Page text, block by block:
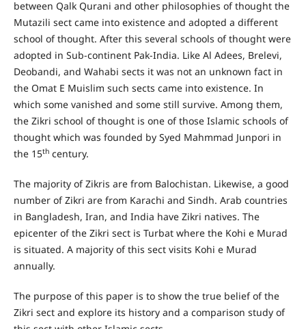
between Qalk Qurani and other philosophies of thought the
Mutazili sect came into existence and adopted a different
school of thought. After this several schools of thought were
adopted in Sub-continent Pak-India. Like Al Adees, Brelevi,
Deobandi, and Wahabi sects it was not an unknown fact in
the Omat E Muislim such sects came into existence. In
which some vanished and some still survive. Among them,
the Zikri school of thought is one of those Islamic schools of
thought which was founded by Syed Mahmmad Junpori in
the 15thcentury.
The majority of Zikris are from Balochistan. Likewise, a good
number of Zikri are from Karachi and Sindh. Arab countries
in Bangladesh, Iran, and India have Zikri natives. The
epicenter of the Zikri sect is Turbat where the Kohi e Murad
is situated. A majority of this sect visits Kohi e Murad
annually.
The purpose of this paper is to show the true belief of the
Zikri sect and explore its history and a comparison study of